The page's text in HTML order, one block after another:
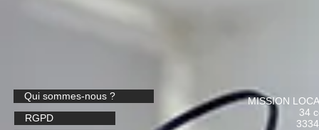
Qui sommes-nous ?
RGPD
MISSION
34